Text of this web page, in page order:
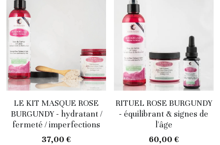
LE KIT MASQUE ROSE
BURGUNDY - hydratant /
fermeté / imperfections
37,00 €
RITUEL ROSE BURGUNDY
- équilibrant & signes de
l'âge
60,00 €